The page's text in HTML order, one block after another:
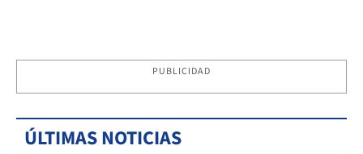
PUBLICIDAD
ÚLTIMAS NOTICIAS